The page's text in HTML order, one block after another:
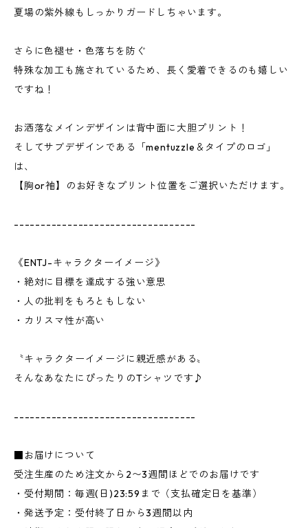
夏場の紫外線もしっかりガードしちゃいます。
さらに色褪せ・色落ちを防ぐ
特殊な加工も施されているため、長く愛着できるのも嬉しい
ですね！
お洒落なメインデザインは背中面に大胆プリント！
そしてサブデザインである「mentuzzle＆タイプのロゴ」
は、
【胸or袖】のお好きなプリント位置をご選択いただけます。
----------------------------------
《ENTJ-キャラクターイメージ》
・絶対に目標を達成する強い意思
・人の批判をもろともしない
・カリスマ性が高い
〝キャラクターイメージに親近感がある〟
そんなあなたにぴったりのTシャツです♪
----------------------------------
■お届けについて
受注生産のため注文から2〜3週間ほどでのお届けです
・受付期間：毎週(日)23:59まで（支払確定日を基準）
・発送予定：受付終了日から3週間以内